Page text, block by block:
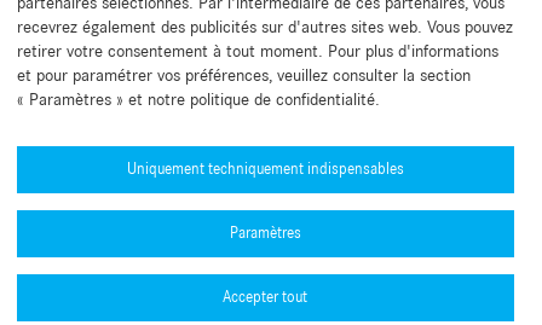
recevrez également des publicités sur d'autres sites web. Vous pouvez
retirer votre consentement à tout moment. Pour plus d'informations
et pour paramétrer vos préférences, veuillez consulter la section
« Paramètres » et notre politique de confidentialité.
Uniquement techniquement indispensables
Paramètres
Accepter tout
Besoin d'aide ?
Mercedes-Benz Global Training
Actualités
Numéros d'homologation de type (PDF)
Politique de confidentialité B2B Connect